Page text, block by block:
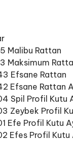
Malibu Rattan
Maksimum
Efsane Rattan
Efsane Rattan
Spil Profil Kutu
Zeybek Profil
Efe Profil Kutu
Efes Profil Kutu